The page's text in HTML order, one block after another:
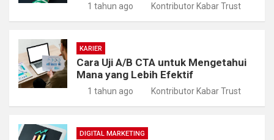
1 tahun ago Kontributor Kabar Trust
KARIER
Cara Uji A/B CTA untuk Mengetahui
Mana yang Lebih Efektif
1 tahun ago Kontributor Kabar Trust
DIGITAL MARKETING